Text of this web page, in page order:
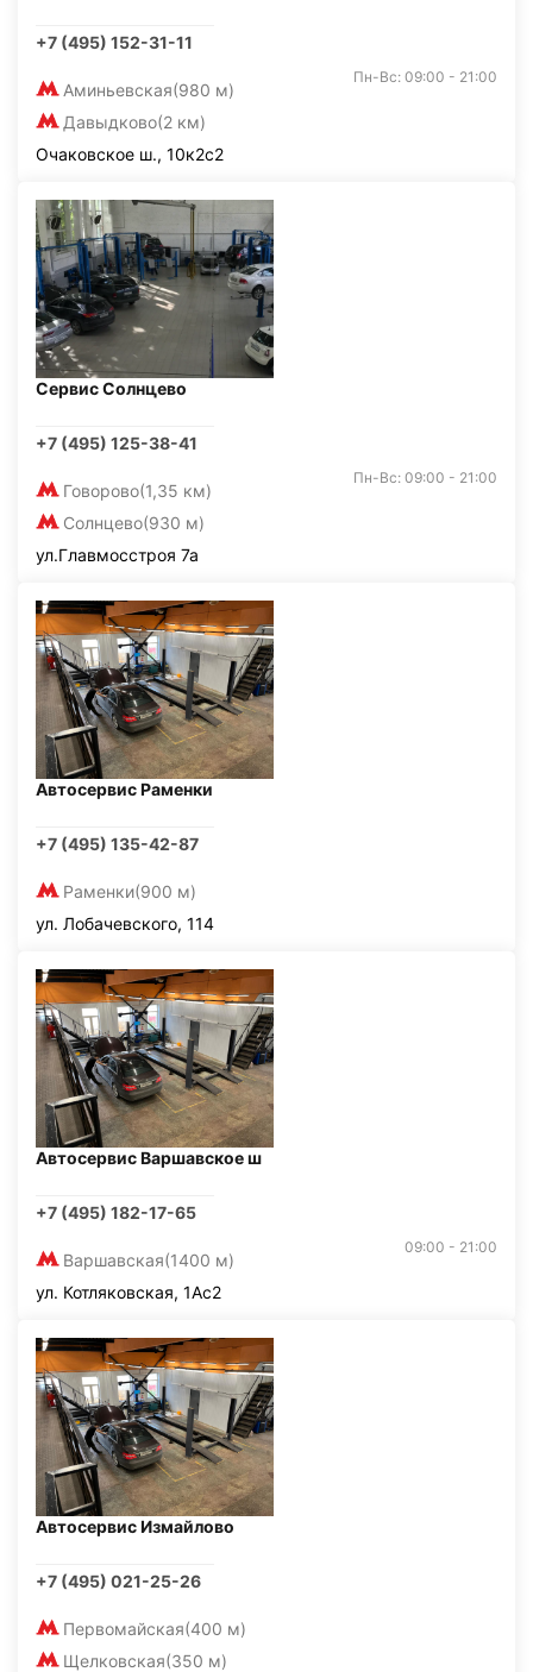
+7 (495) 152-31-11
Аминьевская(980 м)
Давыдково(2 км)
Пн-Вс: 09:00 - 21:00
Очаковское ш., 10к2с2
Сервис Солнцево
+7 (495) 125-38-41
Говорово(1,35 км)
Солнцево(930 м)
Пн-Вс: 09:00 - 21:00
ул.Главмосстроя 7а
Автосервис Раменки
+7 (495) 135-42-87
Раменки(900 м)
ул. Лобачевского, 114
Автосервис Варшавское ш
+7 (495) 182-17-65
Варшавская(1400 м)
09:00 - 21:00
ул. Котляковская, 1Ас2
Автосервис Измайлово
+7 (495) 021-25-26
Первомайская(400 м)
Щелковская(350 м)